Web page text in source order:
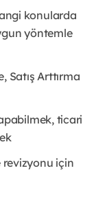
konularda
yöntemle
Satış Arttırma
ticari
revizyonu için